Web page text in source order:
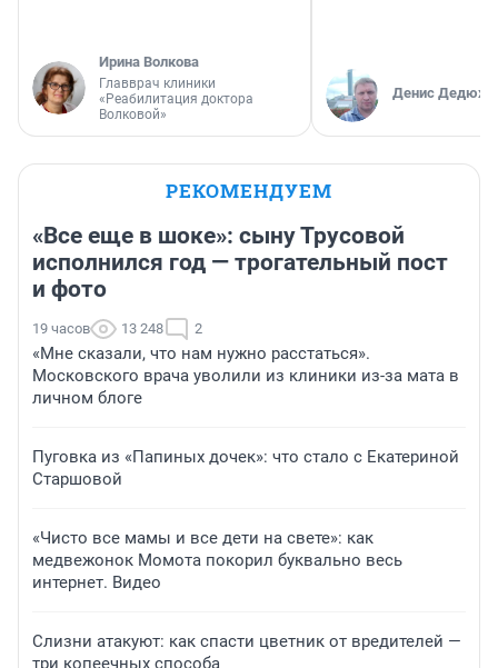
Ирина Волкова
Главврач клиники
«Реабилитация доктора
Волковой»
Денис
РЕКОМЕНДУЕМ
«Все еще в шоке»: сыну Трусовой
исполнился год — трогательный пост
и фото
19 часов 13 248 2
«Мне сказали, что нам нужно расстаться».
Московского врача уволили из клиники из-за мата в
личном блоге
Пуговка из «Папиных дочек»: что стало с Екатериной
Старшовой
«Чисто все мамы и все дети на свете»: как
медвежонок Момота покорил буквально весь
интернет. Видео
Слизни атакуют: как спасти цветник от вредителей —
три копеечных способа